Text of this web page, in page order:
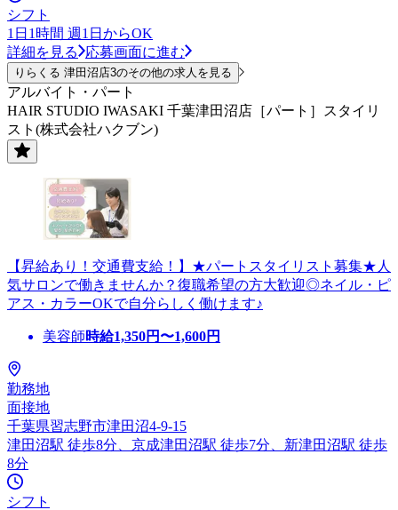
シフト
1日1時間 週1日からOK
詳細を見る
応募画面に進む
りらくる 津田沼店3のその他の求人を見る
アルバイト・パート
HAIR STUDIO IWASAKI 千葉津田沼店［パート］スタイリ
スト(株式会社ハクブン)
【昇給あり！交通費支給！】★パートスタイリスト募集★人
気サロンで働きませんか？復職希望の方大歓迎◎ネイル・ピ
アス・カラーOKで自分らしく働けます♪
美容師時給1,350円〜1,600円
勤務地
面接地
千葉県習志野市津田沼4-9-15
津田沼駅 徒歩8分、京成津田沼駅 徒歩7分、新津田沼駅 徒歩
8分
シフト